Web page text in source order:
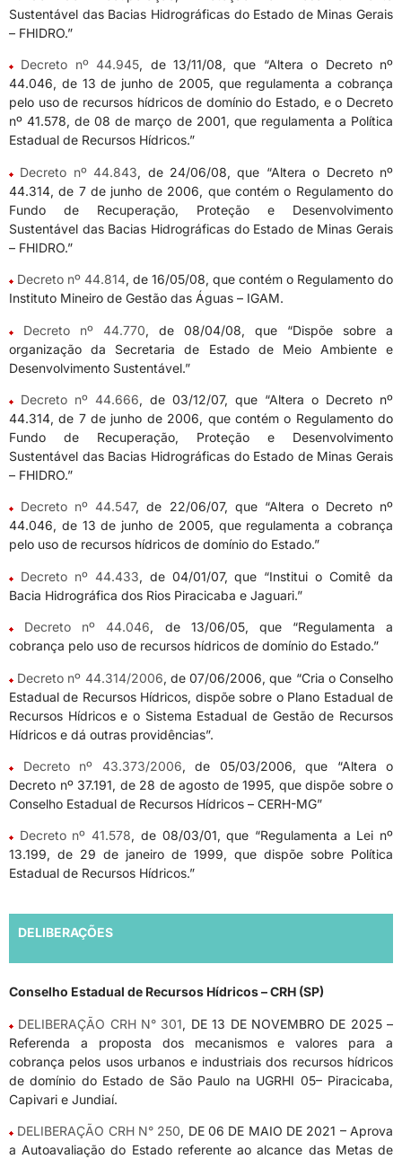
Sustentável das Bacias Hidrográficas do Estado de Minas Gerais
– FHIDRO.”
Decreto nº 44.945, de 13/11/08, que “Altera o Decreto nº
44.046, de 13 de junho de 2005, que regulamenta a cobrança
pelo uso de recursos hídricos de domínio do Estado, e o Decreto
nº 41.578, de 08 de março de 2001, que regulamenta a Política
Estadual de Recursos Hídricos.”
Decreto nº 44.843, de 24/06/08, que “Altera o Decreto nº
44.314, de 7 de junho de 2006, que contém o Regulamento do
Fundo de Recuperação, Proteção e Desenvolvimento
Sustentável das Bacias Hidrográficas do Estado de Minas Gerais
– FHIDRO.”
Decreto nº 44.814, de 16/05/08, que contém o Regulamento do
Instituto Mineiro de Gestão das Águas – IGAM.
Decreto nº 44.770, de 08/04/08, que “Dispõe sobre a
organização da Secretaria de Estado de Meio Ambiente e
Desenvolvimento Sustentável.”
Decreto nº 44.666, de 03/12/07, que “Altera o Decreto nº
44.314, de 7 de junho de 2006, que contém o Regulamento do
Fundo de Recuperação, Proteção e Desenvolvimento
Sustentável das Bacias Hidrográficas do Estado de Minas Gerais
– FHIDRO.”
Decreto nº 44.547, de 22/06/07, que “Altera o Decreto nº
44.046, de 13 de junho de 2005, que regulamenta a cobrança
pelo uso de recursos hídricos de domínio do Estado.”
Decreto nº 44.433, de 04/01/07, que “Institui o Comitê da
Bacia Hidrográfica dos Rios Piracicaba e Jaguari.”
Decreto nº 44.046, de 13/06/05, que “Regulamenta a
cobrança pelo uso de recursos hídricos de domínio do Estado.”
Decreto nº 44.314/2006, de 07/06/2006, que “Cria o Conselho
Estadual de Recursos Hídricos, dispõe sobre o Plano Estadual de
Recursos Hídricos e o Sistema Estadual de Gestão de Recursos
Hídricos e dá outras providências”.
Decreto nº 43.373/2006, de 05/03/2006, que “Altera o
Decreto nº 37.191, de 28 de agosto de 1995, que dispõe sobre o
Conselho Estadual de Recursos Hídricos – CERH-MG”
Decreto nº 41.578, de 08/03/01, que “Regulamenta a Lei nº
13.199, de 29 de janeiro de 1999, que dispõe sobre Política
Estadual de Recursos Hídricos.”
DELIBERAÇÕES
Conselho Estadual de Recursos Hídricos – CRH (SP)
DELIBERAÇÃO CRH N° 301, DE 13 DE NOVEMBRO DE 2025 –
Referenda a proposta dos mecanismos e valores para a
cobrança pelos usos urbanos e industriais dos recursos hídricos
de domínio do Estado de São Paulo na UGRHI 05– Piracicaba,
Capivari e Jundiaí.
DELIBERAÇÃO CRH N° 250, DE 06 DE MAIO DE 2021 – Aprova
a Autoavaliação do Estado referente ao alcance das Metas de